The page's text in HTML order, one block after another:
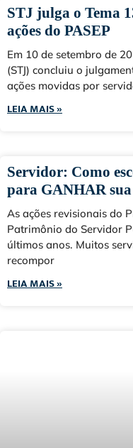
STJ julga o Tema
ações do PASEP
Em 10 de setembro de
(STJ) concluiu o
ações movidas por
LEIA MAIS »
Servidor: Como
para GANHAR
As ações revisionais do
Patrimônio do Servidor
últimos anos. Muitos
recompor
LEIA MAIS »